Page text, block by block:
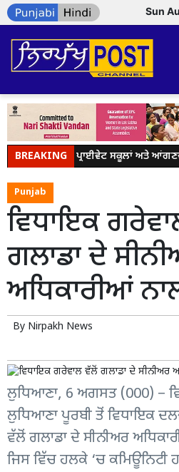
Sun
BREAKING
ਸਰਕਾਰੀ, ਪ੍ਰਾਈਵੇਟ ਸਕੂਲਾਂ ਅਤੇ
Punjab
ਵਿਧਾਇਕ
ਗਲਾਡਾ ਦੇ
ਅਧਿਕਾਰੀਆਂ
By Nirpakh News
ਲੁਧਿਆਣਾ, 6 ਅਗਸਤ (000) –
ਲੁਧਿਆਣਾ ਪੂਰਬੀ ਤੋਂ ਵਿਧਾਇਕ
ਵੱਲੋਂ ਗਲਾਡਾ ਦੇ ਸੀਨੀਅਰ
ਜਿਸ ਵਿੱਚ ਹਲਕੇ ‘ਚ